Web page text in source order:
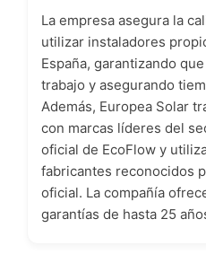
La empresa asegura la
utilizar instaladores
España, garantizando
trabajo y asegurando
Además, Europea Solar
con marcas líderes del
oficial de EcoFlow y
fabricantes reconocidos
oficial. La compañía
garantías de hasta 25